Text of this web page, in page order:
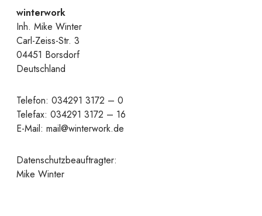
winterwork
Inh. Mike Winter
Carl-Zeiss-Str. 3
04451 Borsdorf
Deutschland
Telefon: 034291 3172 – 0
Telefax: 034291 3172 – 16
E-Mail: mail@winterwork.de
Datenschutzbeauftragter:
Mike Winter